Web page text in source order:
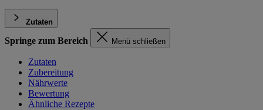
Zutaten
Springe zum Bereich Menü schließen
Zutaten
Zubereitung
Nährwerte
Bewertung
Ähnliche Rezepte